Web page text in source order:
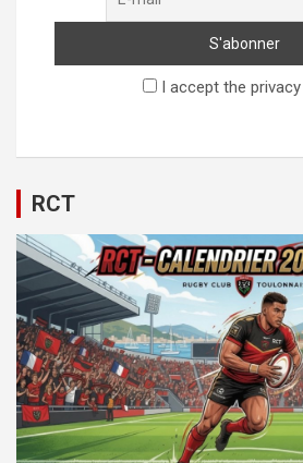
I accept the
RCT